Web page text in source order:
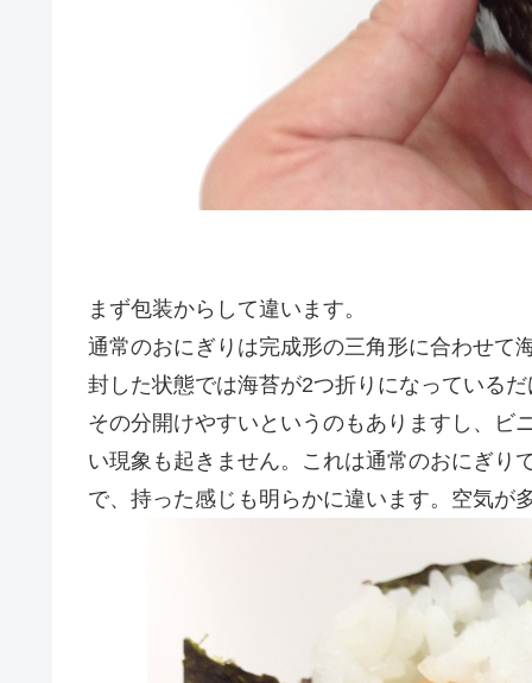
まず包装からして違います。
通常のおにぎりは完成形の三角形に合わせて
封した状態では海苔が2つ折りになっているだ
その分開けやすいというのもありますし、ビ
い現象も起きません。これは通常のおにぎり
で、持った感じも明らかに違います。空気が